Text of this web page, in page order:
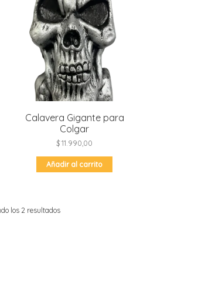
Calavera Gigante para
Colgar
$11.990,00
Añadir al carrito
los 2 resultados